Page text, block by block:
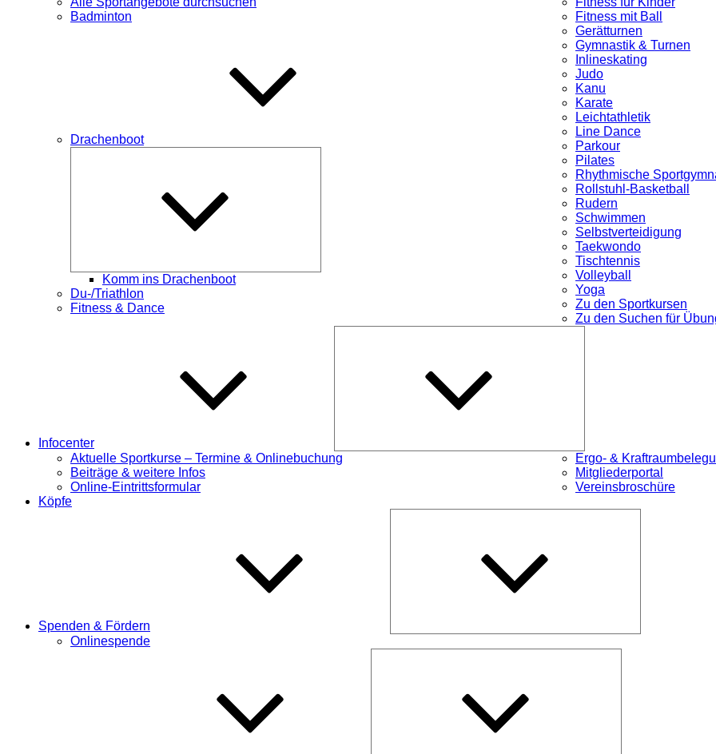
Badminton
Drachenboot
Komm ins Drachenboot
Du-/Triathlon
Fitness & Dance
Fitness mit Ball
Gerätturnen
Gymnastik & Turnen
Inlineskating
Judo
Kanu
Karate
Leichtathletik
Line Dance
Parkour
Pilates
Rhythmische
Rollstuhl-Basketball
Rudern
Schwimmen
Selbstverteidigung
Taekwondo
Tischtennis
Volleyball
Yoga
Zu den Sportkursen
Zu den Suchen für
Infocenter
Aktuelle Sportkurse – Termine & Onlinebuchung
Beiträge & weitere Infos
Online-Eintrittsformular
Ergo- &
Mitgliederportal
Vereinsbroschüre
Köpfe
Spenden & Fördern
Onlinespende